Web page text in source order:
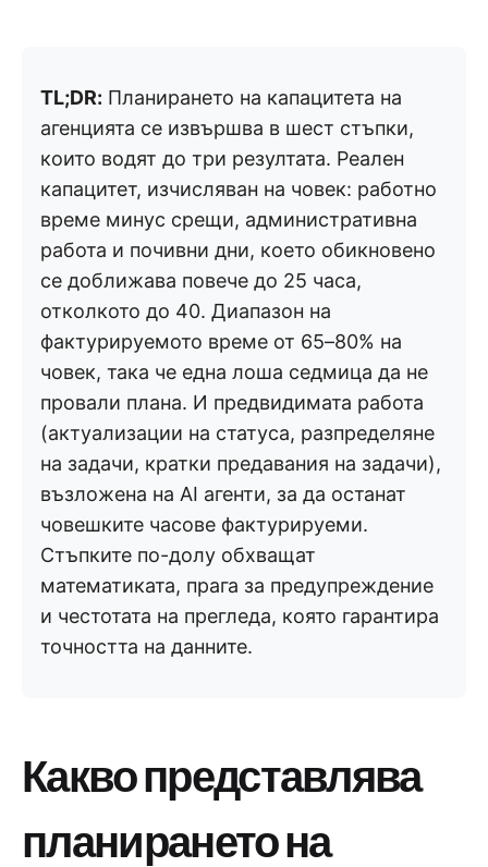
TL;DR: Планирането на капацитета на
агенцията се извършва в шест стъпки,
които водят до три резултата. Реален
капацитет, изчисляван на човек: работно
време минус срещи, административна
работа и почивни дни, което обикновено
се доближава повече до 25 часа,
отколкото до 40. Диапазон на
фактурируемото време от 65–80% на
човек, така че една лоша седмица да не
провали плана. И предвидимата работа
(актуализации на статуса, разпределяне
на задачи, кратки предавания на задачи),
възложена на AI агенти, за да останат
човешките часове фактурируеми.
Стъпките по-долу обхващат
математиката, прага за предупреждение
и честотата на прегледа, която гарантира
точността на данните.
Какво представлява
планирането на